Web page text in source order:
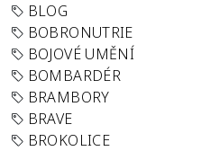
BLOG
BOBRONUTRIE
BOJOVÉ UMĚNÍ
BOMBARDÉR
BRAMBORY
BRAVE
BROKOLICE